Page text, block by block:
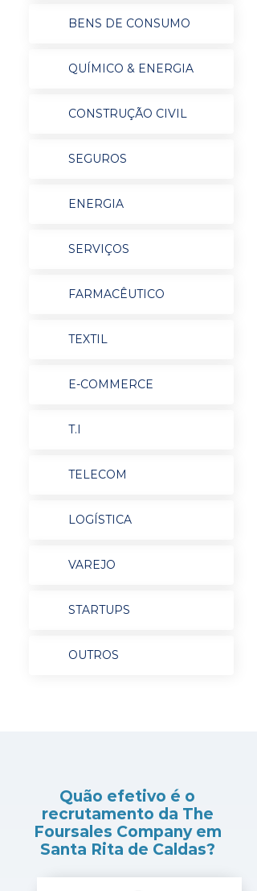
BENS DE CONSUMO
QUÍMICO & ENERGIA
CONSTRUÇÃO CIVIL
SEGUROS
ENERGIA
SERVIÇOS
FARMACÊUTICO
TEXTIL
E-COMMERCE
T.I
TELECOM
LOGÍSTICA
VAREJO
STARTUPS
OUTROS
Quão efetivo é o
recrutamento da The
Foursales Company em
Santa Rita de Caldas?